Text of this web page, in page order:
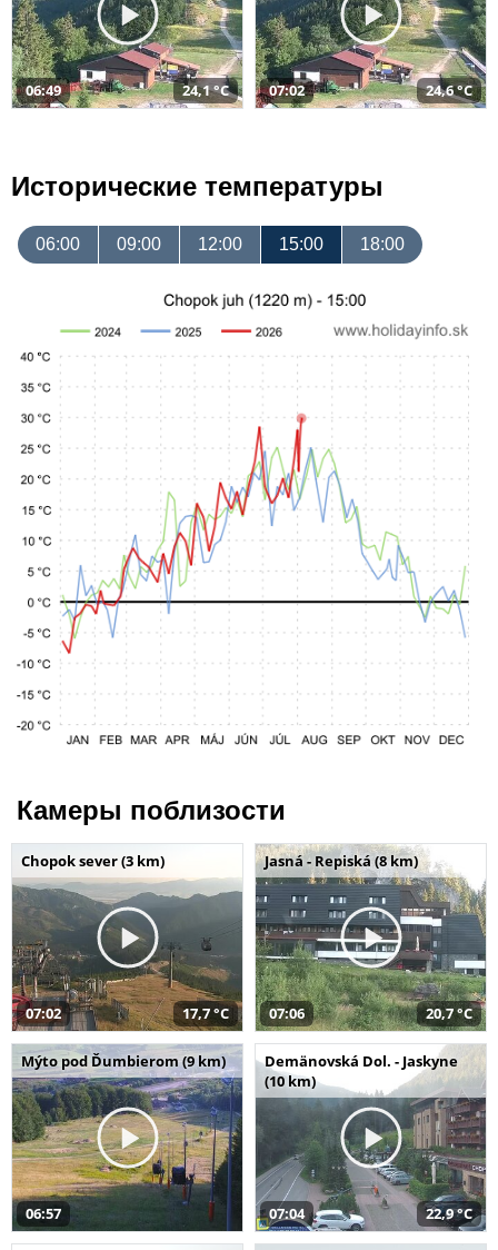
06:49 24,1 °C 07:02 24,6 °C
Исторические температуры
06:00 09:00 12:00 15:00 18:00
Камеры поблизости
Chopok sever (3 km)
07:02 17,7 °C
Jasná - Repiská (8 km)
07:06 20,7 °C
Mýto pod Ďumbierom (9 km)
06:57
Demänovská Dol. - Jaskyne
(10 km)
07:04 22,9 °C